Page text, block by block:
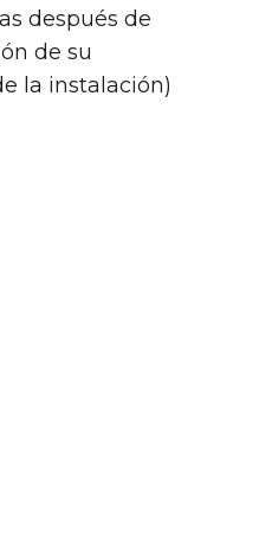
después de
de su
la instalación)